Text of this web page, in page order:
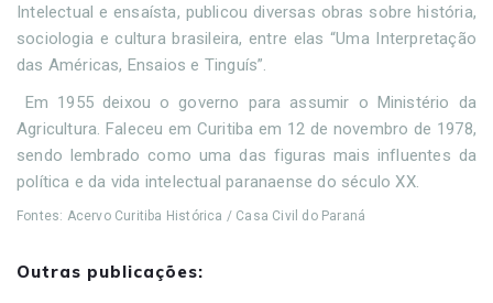
Intelectual e ensaísta, publicou diversas obras sobre história,
sociologia e cultura brasileira, entre elas “Uma Interpretação
das Américas, Ensaios e Tinguís”.
Em 1955 deixou o governo para assumir o Ministério da
Agricultura. Faleceu em Curitiba em 12 de novembro de 1978,
sendo lembrado como uma das figuras mais influentes da
política e da vida intelectual paranaense do século XX.
Fontes: Acervo Curitiba Histórica / Casa Civil do Paraná
Outras publicações: